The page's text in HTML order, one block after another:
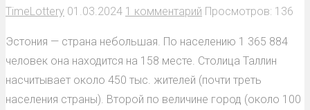
TimeLottery 01.03.2024 1 комментарий Просмотров: 136
Эстония — страна небольшая. По населению 1 365 884
человек она находится на 158 месте. Столица Таллин
насчитывает около 450 тыс. жителей (почти треть
населения страны). Второй по величине город (около 100